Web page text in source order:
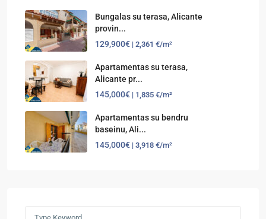
Bungalas su terasa, Alicante
provin...
129,900€ | 2,361 €/m²
Apartamentas su terasa,
Alicante pr...
145,000€ | 1,835 €/m²
Apartamentas su bendru
baseinu, Ali...
145,000€ | 3,918 €/m²